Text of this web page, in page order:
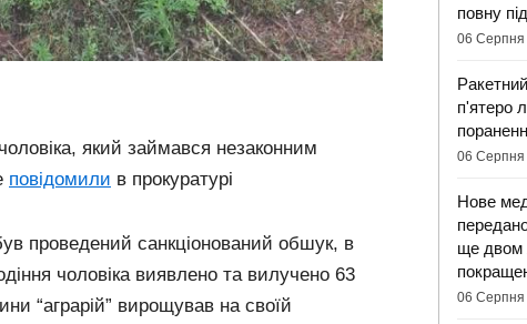
який займався незаконним
повідомили в прокуратурі
проведений санкціонований обшук, в
чоловіка виявлено та вилучено 63
“аграрій” вирощував на своїй
повну
06 Серпня
п'ятеро
06 Серпня
Нове
ще двом
06 Серпня